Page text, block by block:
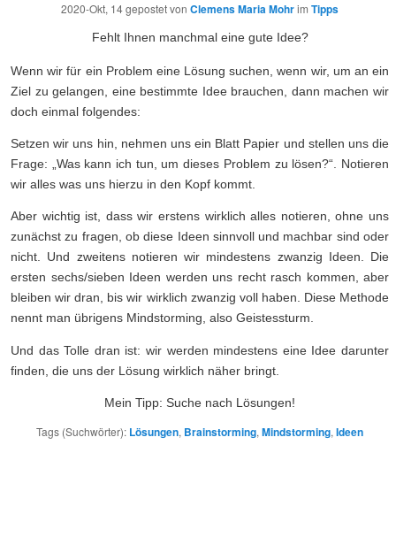
2020-Okt, 14gepostet von Clemens Maria Mohrim Tipps
Fehlt Ihnen manchmal eine gute Idee?
Wenn wir für ein Problem eine Lösung suchen, wenn wir, um an ein
Ziel zu gelangen, eine bestimmte Idee brauchen, dann machen wir
doch einmal folgendes:
Setzen wir uns hin, nehmen uns ein Blatt Papier und stellen uns die
Frage: „Was kann ich tun, um dieses Problem zu lösen?“. Notieren
wir alles was uns hierzu in den Kopf kommt.
Aber wichtig ist, dass wir erstens wirklich alles notieren, ohne uns
zunächst zu fragen, ob diese Ideen sinnvoll und machbar sind oder
nicht. Und zweitens notieren wir mindestens zwanzig Ideen. Die
ersten sechs/sieben Ideen werden uns recht rasch kommen, aber
bleiben wir dran, bis wir wirklich zwanzig voll haben. Diese Methode
nennt man übrigens Mindstorming, also Geistessturm.
Und das Tolle dran ist: wir werden mindestens eine Idee darunter
finden, die uns der Lösung wirklich näher bringt.
Mein Tipp: Suche nach Lösungen!
Tags (Suchwörter): Lösungen, Brainstorming,Mindstorming,Ideen